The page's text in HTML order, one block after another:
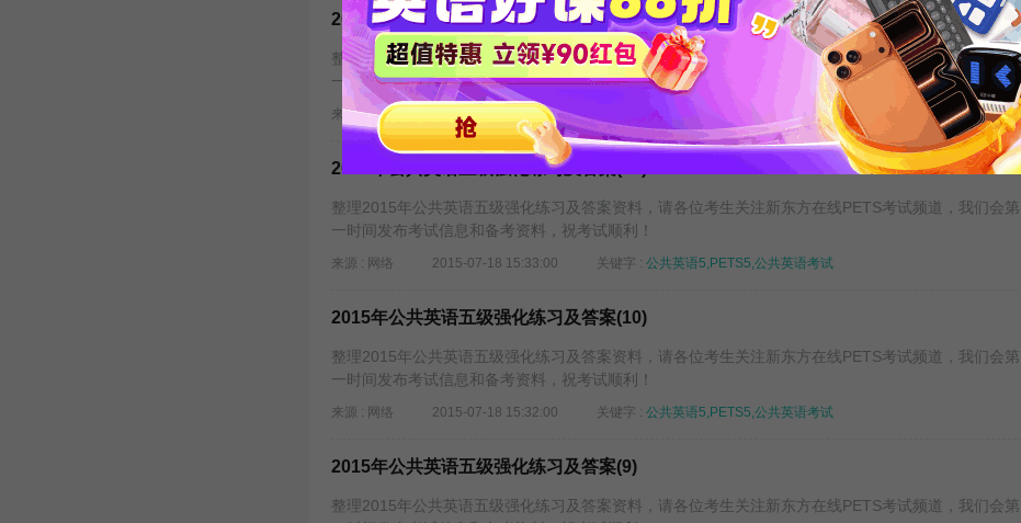
2015年公共英语五级强化练习及答案(12)
整理2015年公共英语五级强化练习及答案资料，请各位考生关注新东方在线PETS考试频道，我们会第
一时间发布考试信息和备考资料，祝考试顺利！
来源 : 网络 2015-07-18 15:34:00 公共英语5,PETS5,公共英语考试
2015年公共英语五级强化练习及答案(11)
整理2015年公共英语五级强化练习及答案资料，请各位考生关注新东方在线PETS考试频道，我们会第
一时间发布考试信息和备考资料，祝考试顺利！
来源 : 网络 2015-07-18 15:33:00 关键字 : 公共英语5,PETS5,公共英语考试
2015年公共英语五级强化练习及答案(10)
整理2015年公共英语五级强化练习及答案资料，请各位考生关注新东方在线PETS考试频道，我们会第
一时间发布考试信息和备考资料，祝考试顺利！
来源 : 网络 2015-07-18 15:32:00 关键字 : 公共英语5,PETS5,公共英语考试
2015年公共英语五级强化练习及答案(9)
整理2015年公共英语五级强化练习及答案资料，请各位考生关注新东方在线PETS考试频道，我们会第